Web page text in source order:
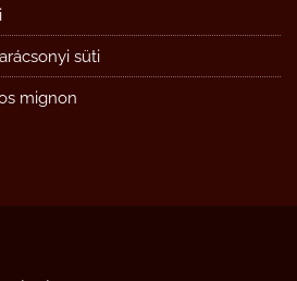
süti
mignon